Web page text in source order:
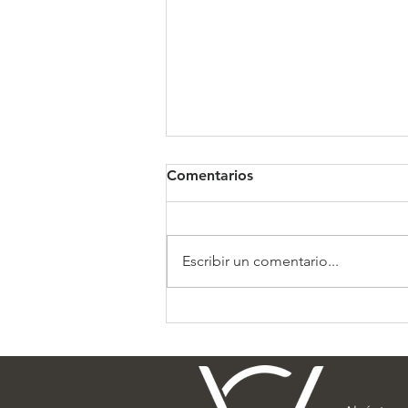
Clínica Somno
Comentarios
Escribir un comentario...